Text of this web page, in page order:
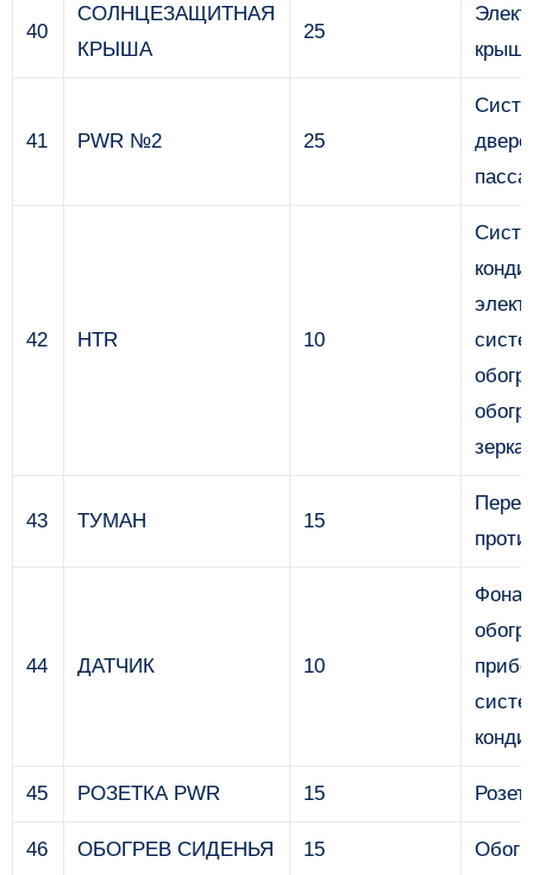
40
СОЛНЦЕЗАЩИТНАЯ
КРЫША
25
41 PWR №2 25
42 HTR 10
43 ТУМАН 15
44 ДАТЧИК 10
45 РОЗЕТКА PWR 15
46 ОБОГРЕВ СИДЕНЬЯ 15